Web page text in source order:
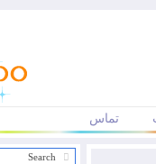
تماس